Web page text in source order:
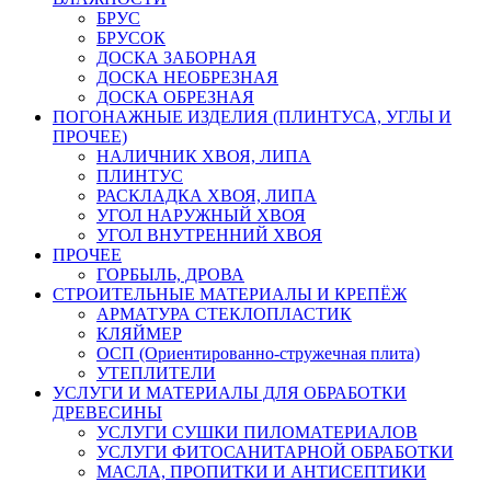
БРУС
БРУСОК
ДОСКА ЗАБОРНАЯ
ДОСКА НЕОБРЕЗНАЯ
ДОСКА ОБРЕЗНАЯ
ПОГОНАЖНЫЕ ИЗДЕЛИЯ (ПЛИНТУСА, УГЛЫ И
ПРОЧЕЕ)
НАЛИЧНИК ХВОЯ, ЛИПА
ПЛИНТУС
РАСКЛАДКА ХВОЯ, ЛИПА
УГОЛ НАРУЖНЫЙ ХВОЯ
УГОЛ ВНУТРЕННИЙ ХВОЯ
ПРОЧЕЕ
ГОРБЫЛЬ, ДРОВА
СТРОИТЕЛЬНЫЕ МАТЕРИАЛЫ И КРЕПЁЖ
АРМАТУРА СТЕКЛОПЛАСТИК
КЛЯЙМЕР
ОСП (Ориентированно-стружечная плита)
УТЕПЛИТЕЛИ
УСЛУГИ И МАТЕРИАЛЫ ДЛЯ ОБРАБОТКИ
ДРЕВЕСИНЫ
УСЛУГИ СУШКИ ПИЛОМАТЕРИАЛОВ
УСЛУГИ ФИТОСАНИТАРНОЙ ОБРАБОТКИ
МАСЛА, ПРОПИТКИ И АНТИСЕПТИКИ